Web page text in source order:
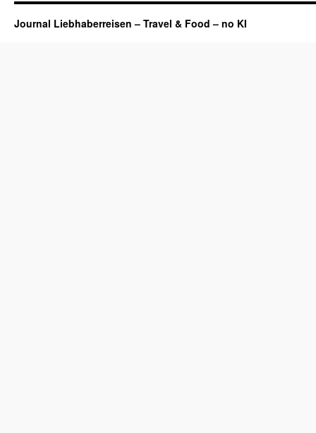
Journal Liebhaberreisen – Travel & Food – no KI